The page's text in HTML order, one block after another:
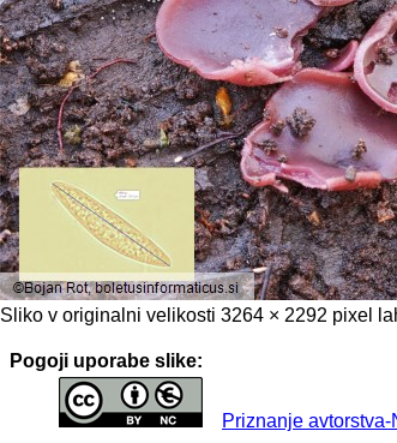
Sliko v originalni velikosti 3264 × 2292 pixel
Pogoji uporabe slike:
Priznanje